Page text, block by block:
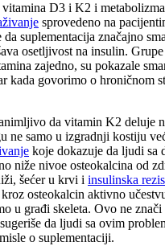
D3 i K2 i metabolizma
sprovedeno na
da suplementacija značajno
osetljivost na insulin.
zajedno, su pokazale
kada govorimo o hroničnom
da vitamin K2 deluje
ne samo u izgradnji kostiju
koje dokazuje da ljudi sa
niže nivoe osteokalcina od
šećer u krvi i insulinska
osteokalcin aktivno
u građi skeleta. Ovo ne
da ljudi sa ovim
o suplementaciji.